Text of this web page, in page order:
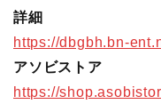
詳細
https://dbgbh.bn-
アソビストア
https://